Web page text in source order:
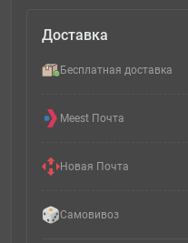
Доставка
Бесплатная доставка
Meest Почта
Новая Почта
Самовивоз